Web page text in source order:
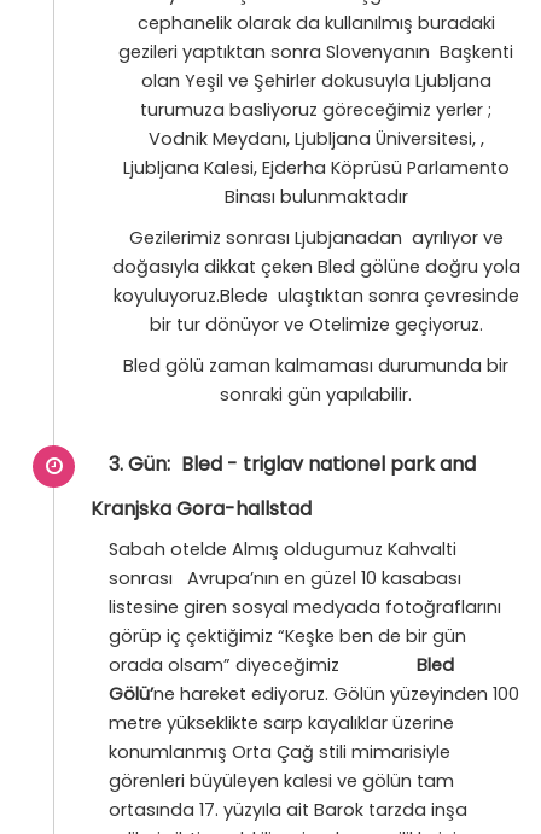
cephanelik olarak da kullanılmış buradaki
gezileri yaptıktan sonra Slovenyanın Başkenti
olan Yeşil ve Şehirler dokusuyla Ljubljana
turumuza basliyoruz göreceğimiz yerler ;
Vodnik Meydanı, Ljubljana Üniversitesi, ,
Ljubljana Kalesi, Ejderha Köprüsü Parlamento
Binası bulunmaktadır
Gezilerimiz sonrası Ljubjanadan ayrılıyor ve
doğasıyla dikkat çeken Bled gölüne doğru yola
koyuluyoruz.Blede ulaştıktan sonra çevresinde
bir tur dönüyor ve Otelimize geçiyoruz.
Bled gölü zaman kalmaması durumunda bir
sonraki gün yapılabilir.
3. Gün: Bled - triglav nationel park and
Kranjska Gora-hallstad
Sabah otelde Almış oldugumuz Kahvalti
sonrası Avrupa’nın en güzel 10 kasabası
listesine giren sosyal medyada fotoğraflarını
görüp iç çektiğimiz “Keşke ben de bir gün
orada olsam” diyeceğimiz
Bled
Gölü’ne hareket ediyoruz. Gölün yüzeyinden 100
metre yükseklikte sarp kayalıklar üzerine
konumlanmış Orta Çağ stili mimarisiyle
görenleri büyüleyen kalesi ve gölün tam
ortasında 17. yüzyıla ait Barok tarzda inşa